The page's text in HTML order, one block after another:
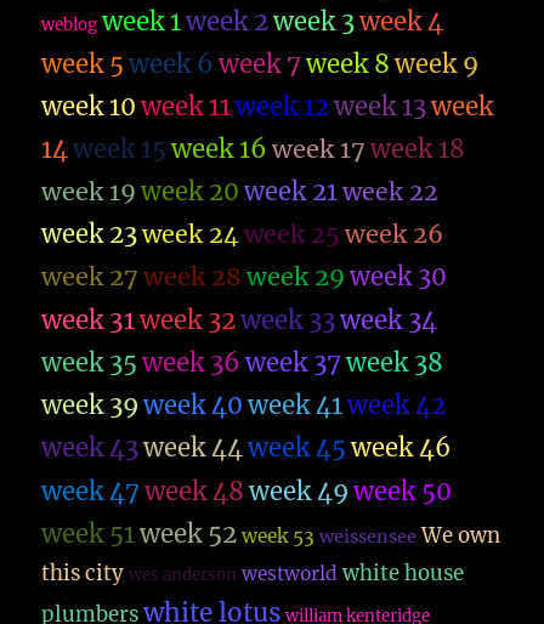
weblog week 1week 2week 3week 4
week 5 week 6 week 7 week 8 week 9
week 10 week 11week 12week 13week
14week 15 week 16 week 17 week 18
week 19 week 20 week 21week 22
week 23week 24week 25 week 26
week 27 week 28 week 29 week 30
week 31week 32week 33week 34
week 35 week 36 week 37 week 38
week 39 week 40 week 41week 42
week 43week 44week 45 week 46
week 47 week 48 week 49 week 50
week 51week 52 week 53 weissensee We own
this city wes anderson westworld white house
plumbers white lotus william kenteridge